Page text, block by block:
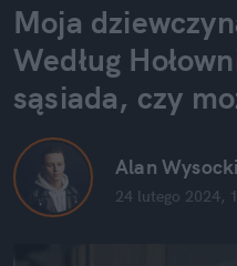
Moja
Według
sąsiada, czy
Alan Wysocki
24 lutego 2024,